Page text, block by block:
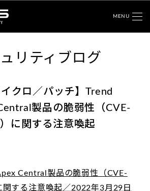
MENU
リティブログ
イクロ／パッチ】Trend
製品の脆弱性（CVE-
に関する注意喚起
Central製品の脆弱性（CVE-
する注意喚起／2022年3月29日